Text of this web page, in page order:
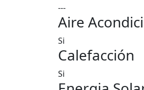
---
Aire
Si
Calefacción
Si